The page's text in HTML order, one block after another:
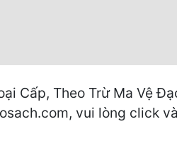
Cấp, Theo Trừ Ma Vệ
vui lòng click